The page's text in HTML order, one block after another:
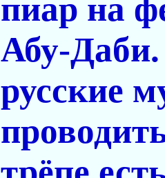
пиар на
Абу-
русские